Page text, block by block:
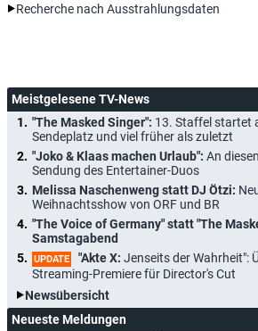
Recherche nach Ausstrahlungsdaten
Meistgelesene TV-News
"The Masked Singer": 13. Staffel startet
Sendeplatz und viel früher als zuletzt
"Joko & Klaas machen Urlaub": An
Sendung des Entertainer-Duos
Melissa Naschenweng statt DJ Ötzi:
Weihnachtsshow von ORF und BR
"The Voice of Germany" statt "The
Samstagabend
UPDATE "Akte X: Jenseits der Wahrheit":
Streaming-Premiere für Director's Cut
Newsübersicht
Neueste Meldungen